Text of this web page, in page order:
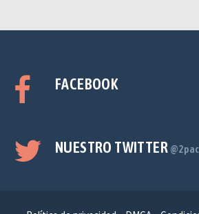
FACEBOOK
NUESTRO TWITTER